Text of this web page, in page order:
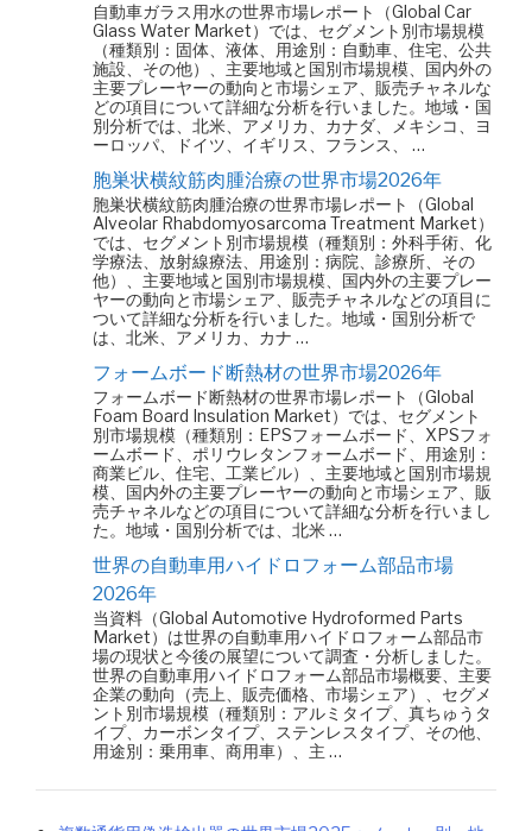
自動車ガラス用水の世界市場レポート（Global Car
Glass Water Market）では、セグメント別市場規模
（種類別：固体、液体、用途別：自動車、住宅、公共
施設、その他）、主要地域と国別市場規模、国内外の
主要プレーヤーの動向と市場シェア、販売チャネルな
どの項目について詳細な分析を行いました。地域・国
別分析では、北米、アメリカ、カナダ、メキシコ、ヨ
ーロッパ、ドイツ、イギリス、フランス、 …
胞巣状横紋筋肉腫治療の世界市場2026年
胞巣状横紋筋肉腫治療の世界市場レポート（Global
Alveolar Rhabdomyosarcoma Treatment Market）
では、セグメント別市場規模（種類別：外科手術、化
学療法、放射線療法、用途別：病院、診療所、その
他）、主要地域と国別市場規模、国内外の主要プレー
ヤーの動向と市場シェア、販売チャネルなどの項目に
ついて詳細な分析を行いました。地域・国別分析で
は、北米、アメリカ、カナ …
フォームボード断熱材の世界市場2026年
フォームボード断熱材の世界市場レポート（Global
Foam Board Insulation Market）では、セグメント
別市場規模（種類別：EPSフォームボード、XPSフォ
ームボード、ポリウレタンフォームボード、用途別：
商業ビル、住宅、工業ビル）、主要地域と国別市場規
模、国内外の主要プレーヤーの動向と市場シェア、販
売チャネルなどの項目について詳細な分析を行いまし
た。地域・国別分析では、北米 …
世界の自動車用ハイドロフォーム部品市場
2026年
当資料（Global Automotive Hydroformed Parts
Market）は世界の自動車用ハイドロフォーム部品市
場の現状と今後の展望について調査・分析しました。
世界の自動車用ハイドロフォーム部品市場概要、主要
企業の動向（売上、販売価格、市場シェア）、セグメ
ント別市場規模（種類別：アルミタイプ、真ちゅうタ
イプ、カーボンタイプ、ステンレスタイプ、その他、
用途別：乗用車、商用車）、主 …